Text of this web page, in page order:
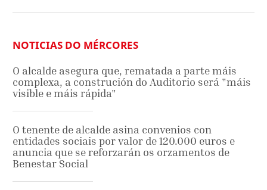
NOTICIAS DO MÉRCORES
O alcalde asegura que, rematada a parte máis
complexa, a construción do Auditorio será "máis
visible e máis rápida"
O tenente de alcalde asina convenios con
entidades sociais por valor de 120.000 euros e
anuncia que se reforzarán os orzamentos de
Benestar Social